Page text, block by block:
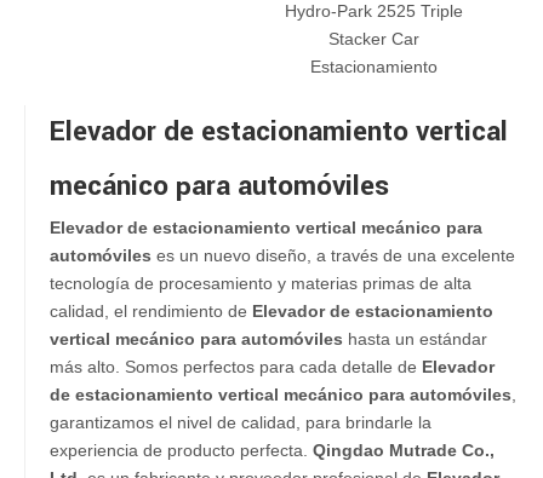
Hydro-Park 2525 Triple
Stacker Car
Estacionamiento
Elevador de estacionamiento vertical
mecánico para automóviles
Elevador de estacionamiento vertical mecánico para
automóviles es un nuevo diseño, a través de una excelente
tecnología de procesamiento y materias primas de alta
calidad, el rendimiento de Elevador de estacionamiento
vertical mecánico para automóviles hasta un estándar
más alto. Somos perfectos para cada detalle de Elevador
de estacionamiento vertical mecánico para automóviles
garantizamos el nivel de calidad, para brindarle la
experiencia de producto perfecta. Qingdao Mutrade Co.,